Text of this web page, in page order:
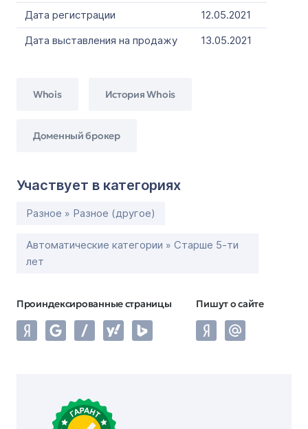
Дата регистрации
12.05.2021
Дата выставления на продажу
13.05.2021
Whois История Whois
Доменный брокер
Участвует в категориях
Разное » Разное (другое)
Автоматические категории » Старше 5-ти
лет
Проиндексированные страницы Пишут о сайте